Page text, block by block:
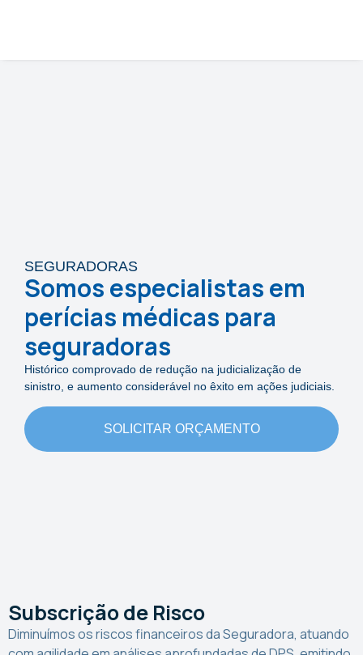
SEGURADORAS
Somos especialistas em
perícias médicas para
seguradoras
Histórico comprovado de redução na judicialização de
sinistro, e aumento considerável no êxito em ações judiciais.
SOLICITAR ORÇAMENTO
Subscrição de Risco
Diminuímos os riscos financeiros da Seguradora, atuando